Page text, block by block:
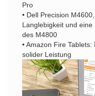
Pro
• Dell Precision
Langlebigkeit und
des M4800
• Amazon Fire
solider Leistung